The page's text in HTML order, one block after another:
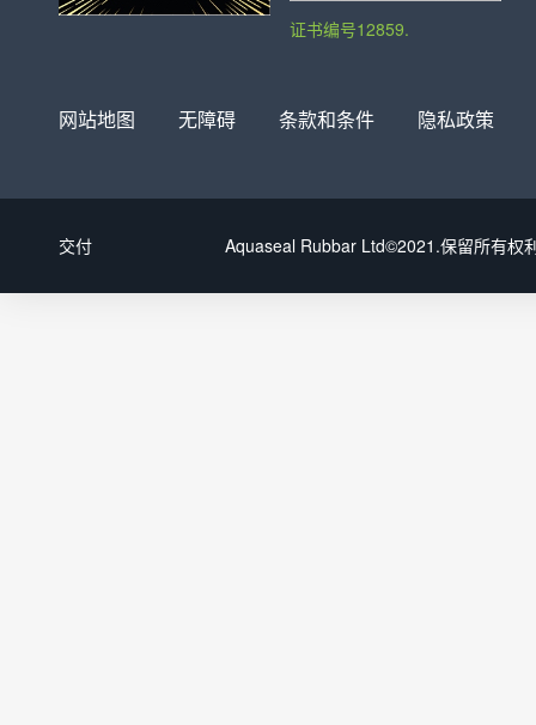
证书编号12859.
网站地图 无障碍 条款和条件 隐私政策
交付 Aquaseal Rubbar Ltd©2021.保留所有权